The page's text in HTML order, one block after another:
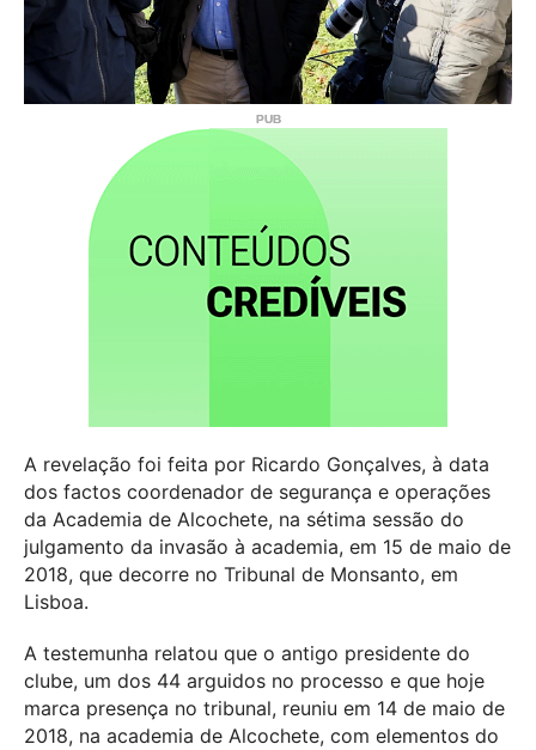
A revelação foi feita por Ricardo Gonçalves, à data
dos factos coordenador de segurança e operações
da Academia de Alcochete, na sétima sessão do
julgamento da invasão à academia, em 15 de maio de
2018, que decorre no Tribunal de Monsanto, em
Lisboa.
A testemunha relatou que o antigo presidente do
clube, um dos 44 arguidos no processo e que hoje
marca presença no tribunal, reuniu em 14 de maio de
2018, na academia de Alcochete, com elementos do